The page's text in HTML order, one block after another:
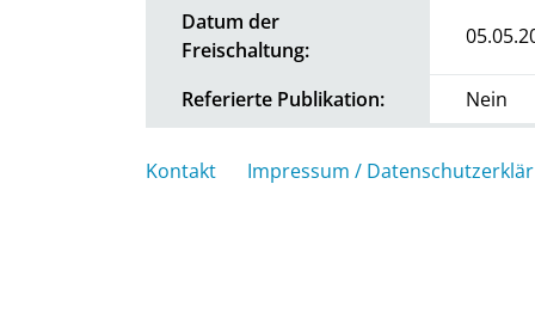
Datum der
Freischaltung:
Referierte Publikation: Nein
Kontakt Impressum /